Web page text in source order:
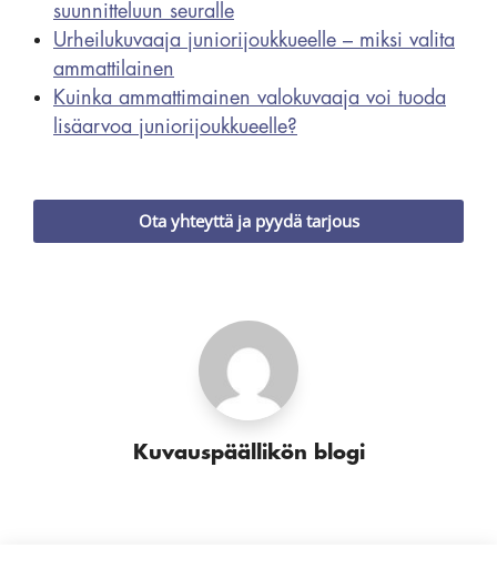
suunnitteluun seuralle
Urheilukuvaaja juniorijoukkueelle – miksi valita
ammattilainen
Kuinka ammattimainen valokuvaaja voi tuoda
lisäarvoa juniorijoukkueelle?
Ota yhteyttä ja pyydä tarjous
Kuvauspäällikön blogi